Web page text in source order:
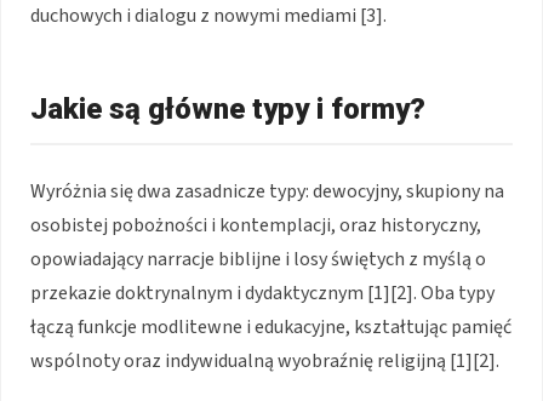
duchowych i dialogu z nowymi mediami [3].
Jakie są główne typy i formy?
Wyróżnia się dwa zasadnicze typy: dewocyjny, skupiony na
osobistej pobożności i kontemplacji, oraz historyczny,
opowiadający narracje biblijne i losy świętych z myślą o
przekazie doktrynalnym i dydaktycznym [1][2]. Oba typy
łączą funkcje modlitewne i edukacyjne, kształtując pamięć
wspólnoty oraz indywidualną wyobraźnię religijną [1][2].